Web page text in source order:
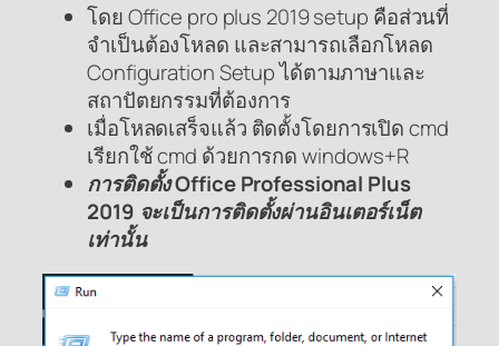
โดย Office pro plus 2019 setup คือส่วนที่
จำเป็นต้องโหลด และสามารถเลือกโหลด
Configuration Setup ได้ตามภาษาและ
สถาปัตยกรรมที่ต้องการ
เมื่อโหลดเสร็จแล้ว ติดตั้งโดยการเปิด cmd
เรียกใช้ cmd ด้วยการกด windows+R
การติดตั้ง Office Professional Plus
2019 จะเป็นการติดตั้งผ่านอินเตอร์เน็ต
เท่านั้น